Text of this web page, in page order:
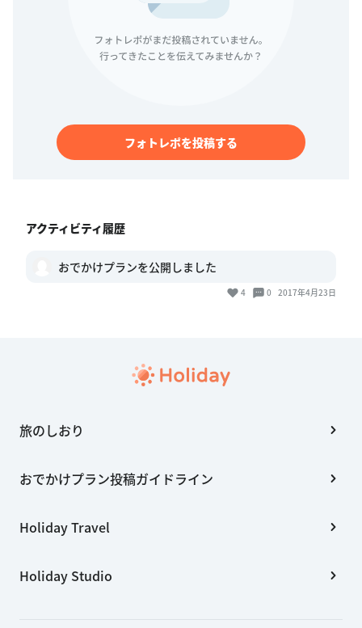
フォトレポを投稿する
アクティビティ履歴
おでかけプランを公開しました
4 0 2017年4月23日
旅のしおり
おでかけプラン投稿ガイドライン
Holiday Travel
Holiday Studio